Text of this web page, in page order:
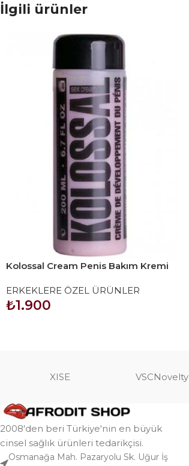
İlgili ürünler
Kolossal Cream Penis Bakım Kremi
ERKEKLERE ÖZEL ÜRÜNLER
₺1.900
XISE VSCNovelty
2008'den beri Türkiye'nin en büyük
cinsel sağlık ürünleri tedarikçisi.
Osmanağa Mah. Pazaryolu Sk. Uğur İş